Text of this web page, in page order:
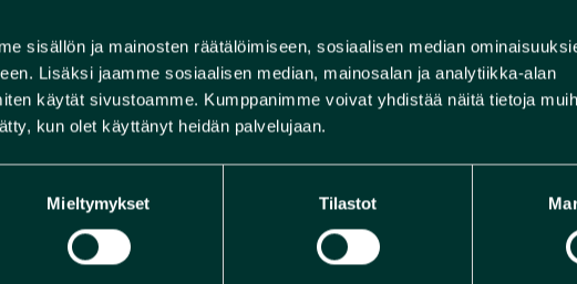
sisällön ja mainosten räätälöimiseen, sosiaalisen median
Lisäksi jaamme sosiaalisen median, mainosalan ja analytiikka-alan
käytät sivustoamme. Kumppanimme voivat yhdistää näitä tietoja
kun olet käyttänyt heidän palvelujaan.
Mieltymykset Tilastot